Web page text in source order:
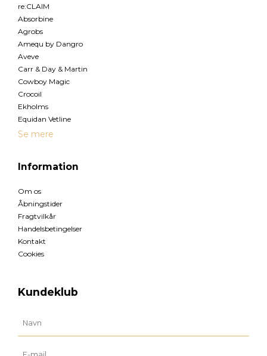
re:CLAIM
Absorbine
Agrobs
Amequ by Dangro
Aveve
Carr & Day & Martin
Cowboy Magic
Crocoil
Ekholms
Equidan Vetline
Se mere
Information
Om os
Åbningstider
Fragtvilkår
Handelsbetingelser
Kontakt
Cookies
Kundeklub